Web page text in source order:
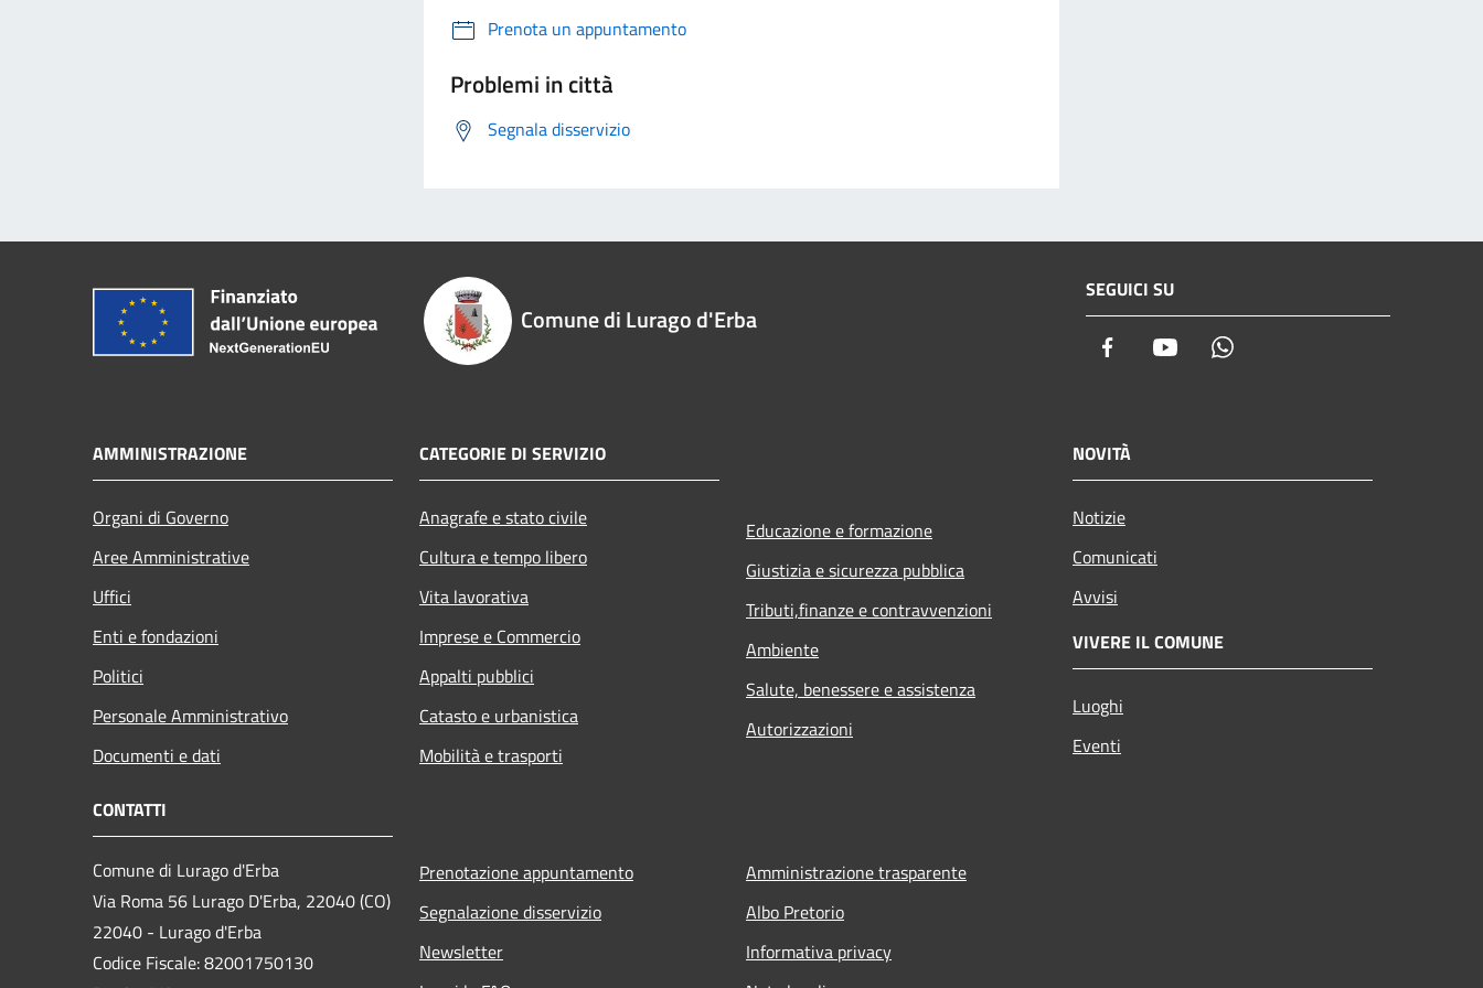
Prenota un appuntamento
Problemi in città
Segnala disservizio
Comune di Lurago d'Erba
SEGUICI SU
Facebook Youtube
AMMINISTRAZIONE
Organi di Governo
Aree Amministrative
Uffici
Enti e fondazioni
Politici
Personale Amministrativo
Documenti e dati
CATEGORIE DI SERVIZIO
Anagrafe e stato civile
Cultura e tempo libero
Vita lavorativa
Imprese e Commercio
Appalti pubblici
Catasto e urbanistica
Mobilità e trasporti
Educazione e formazione
Giustizia e sicurezza pubblica
Tributi,finanze e contravvenzioni
Ambiente
Salute, benessere e assistenza
Autorizzazioni
NOVITÀ
Notizie
Comunicati
Avvisi
VIVERE IL COMUNE
Luoghi
Eventi
CONTATTI
Comune di Lurago d'Erba
Via Roma 56 Lurago D'Erba, 22040 (CO)
22040 - Lurago d'Erba
Codice Fiscale: 82001750130
Prenotazione appuntamento
Segnalazione disservizio
Newsletter
Amministrazione trasparente
Albo Pretorio
Informativa privacy